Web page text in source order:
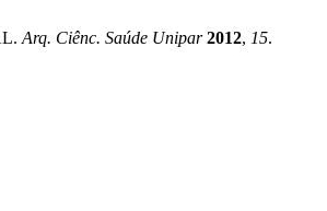
Arq. Ciênc. Saúde Unipar 2012, 15.